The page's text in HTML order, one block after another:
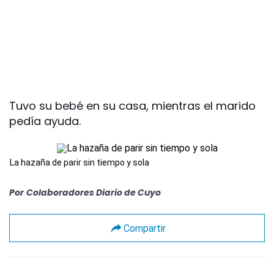
Tuvo su bebé en su casa, mientras el marido
pedía ayuda.
La hazaña de parir sin tiempo y sola
Por Colaboradores Diario de Cuyo
Compartir